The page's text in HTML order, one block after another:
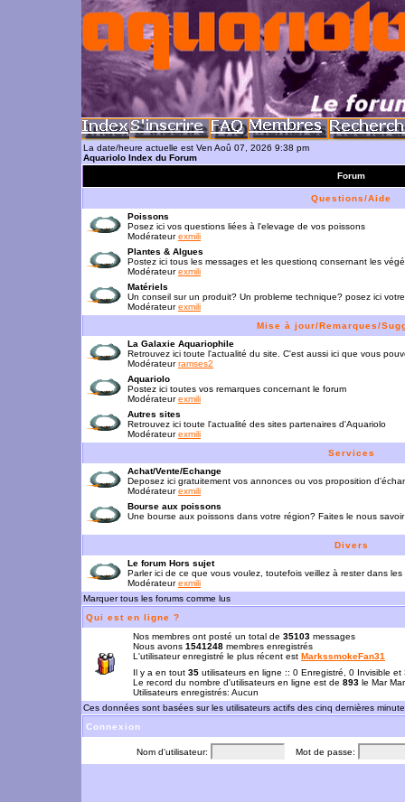
La date/heure actuelle est Ven Aoû 07, 2026 9:38 pm
Aquariolo Index du Forum
Forum
Questions/Aide
Poissons
Posez ici vos questions liées à l'elevage de vos poissons
Modérateurexmili
Plantes & Algues
Postez ici tous les messages et les questionq consernant les
Modérateurexmili
Matériels
Un conseil sur un produit? Un probleme technique? posez ici
Modérateurexmili
Mise à jour/Remarques/
La Galaxie Aquariophile
Retrouvez ici toute l'actualité du site. C'est aussi ici que vous
Modérateurramses2
Aquariolo
Postez ici toutes vos remarques concernant le forum
Modérateurexmili
Autres sites
Retrouvez ici toute l'actualité des sites partenaires d'Aquariolo
Modérateurexmili
Services
Achat/Vente/Echange
Deposez ici gratuitement vos annonces ou vos proposition
Modérateurexmili
Bourse aux poissons
Une bourse aux poissons dans votre région? Faites le nous savoir
Divers
Le forum Hors sujet
Parler ici de ce que vous voulez, toutefois veillez à rester dans les
Modérateurexmili
Marquer tous les forums comme lus
Qui est en ligne ?
Nos membres ont posté un total de 35103 messages
Nous avons 1541248 membres enregistrés
L'utilisateur enregistré le plus récent est MarkssmokeFan31
Il y a en tout 35 utilisateurs en ligne :: 0 Enregistré, 0 Invisible
Le record du nombre d'utilisateurs en ligne est de 893 le Mar
Utilisateurs enregistrés: Aucun
Ces données sont basées sur les utilisateurs actifs des cinq dernières
Connexion
Nom d'utilisateur: Mot de passe: